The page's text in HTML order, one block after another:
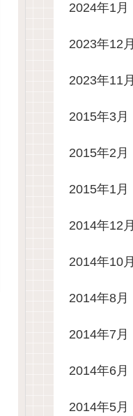
2024年1月
2023年12月
2023年11月
2015年3月
2015年2月
2015年1月
2014年12月
2014年10月
2014年8月
2014年7月
2014年6月
2014年5月